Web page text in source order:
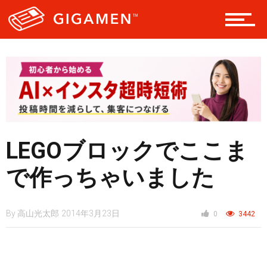
レジャー
ヘルス・健康
スタイル
仮想通貨
スマートフォン
LEGOブロックでここま
で作っちゃいました
By 高山光太郎 2014年3月23日 0 3442